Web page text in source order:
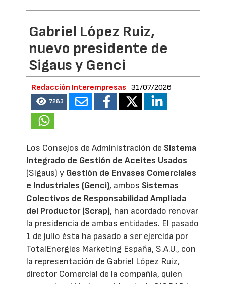
Gabriel López Ruiz,
nuevo presidente de
Sigaus y Genci
Redacción Interempresas 31/07/2026
7283
Los Consejos de Administración de Sistema
Integrado de Gestión de Aceites Usados
(Sigaus) y Gestión de Envases Comerciales
e Industriales (Genci), ambos Sistemas
Colectivos de Responsabilidad Ampliada
del Productor (Scrap), han acordado renovar
la presidencia de ambas entidades. El pasado
1 de julio ésta ha pasado a ser ejercida por
TotalEnergies Marketing España, S.A.U., con
la representación de Gabriel López Ruiz,
director Comercial de la compañía, quien